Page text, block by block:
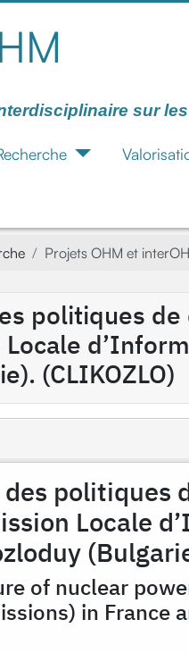
sur
Projets OHM et
politiques
(CLIKOZLO)
politiques
Locale
of nuclear
in France